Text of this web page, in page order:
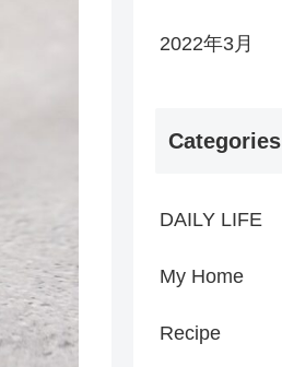
2022年3月
Categories
DAILY LIFE
My Home
Recipe